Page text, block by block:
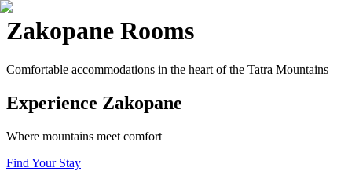
Zakopane Rooms
Comfortable accommodations in the heart of the Tatra Mountains
Experience Zakopane
Where mountains meet comfort
Find Your Stay